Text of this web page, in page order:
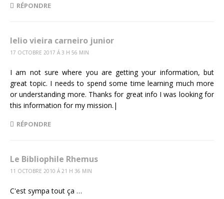
RÉPONDRE
lelio vieira carneiro junior
17 OCTOBRE 2017 Á 3 H 56 MIN
I am not sure where you are getting your information, but
great topic. I needs to spend some time learning much more
or understanding more. Thanks for great info I was looking for
this information for my mission.|
RÉPONDRE
Le Bibliophile Rhemus
11 OCTOBRE 2010 Á 21 H 36 MIN
C'est sympa tout ça …